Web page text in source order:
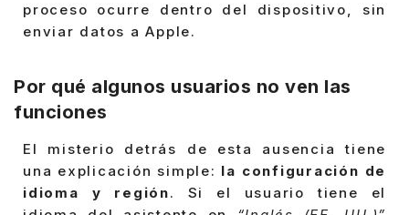
proceso ocurre dentro del dispositivo, sin
enviar datos a Apple.
Por qué algunos usuarios no ven las
funciones
El misterio detrás de esta ausencia tiene
una explicación simple: la configuración de
idioma y región. Si el usuario tiene el